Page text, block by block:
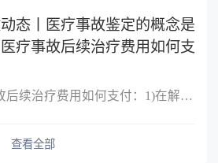
态丨医疗事故鉴定的概念是
疗事故后续治疗费用如何支
医疗事故后续治疗费用如何支付：1)在解决医疗事故赔偿时(即结案时)
查看全部